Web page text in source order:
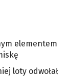
elementem
loty odwołał